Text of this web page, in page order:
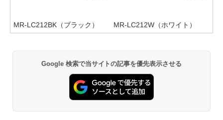
MR-LC212BK（ブラック） MR-LC212W（ホワイト）
Google 検索で当サイトの記事を優先表示させる